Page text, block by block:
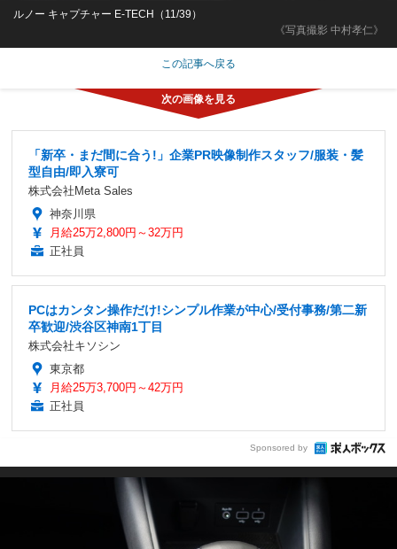
《写真撮影 中村孝仁》
ルノー キャプチャー E-TECH（11/39）
この記事へ戻る
「新卒・まだ間に合う!」企業PR映像制作スタッフ/服装・髪
型自由/即入寮可
株式会社Meta Sales
神奈川県
月給25万2,800円～32万円
正社員
PCはカンタン操作だけ!シンプル作業が中心/受付事務/第二新
卒歓迎/渋谷区神南1丁目
株式会社キソシン
東京都
月給25万3,700円～42万円
正社員
Sponsored by